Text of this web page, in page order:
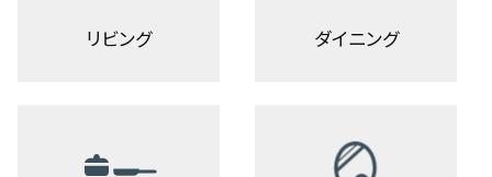
リビング ダイニング